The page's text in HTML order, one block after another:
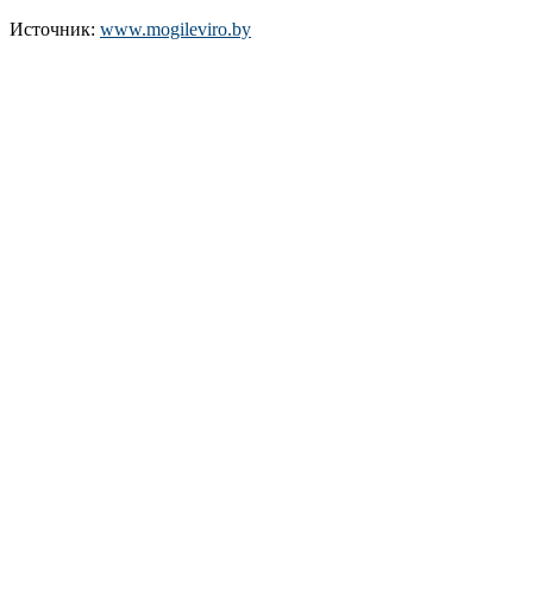
Источник: www.mogileviro.by